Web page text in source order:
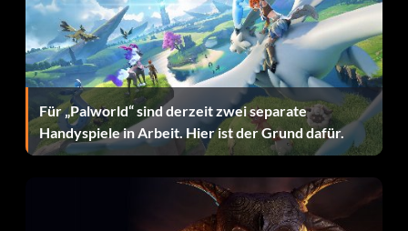
Während der Mission "Abhören" treffen Sie Not Ping (ihr
richtiger Name wird nicht verraten), eine Expertin für
Hightech-Elektronik und das Hacken von
Sicherheitssystemen. Nach der Mission "Ein großer
Verrat" wird sie Sie anrufen und Sie zu einem Bereich
führen, in dem Sie eine Kamera hacken sollen. Hacken Sie
die Kamera, um die Mission abzuschließen und
Wie man Kugeln durch die ps3 gehen lässt:
Für „Palworld“ sind derzeit zwei separate
Handyspiele in Arbeit. Hier ist der Grund dafür.